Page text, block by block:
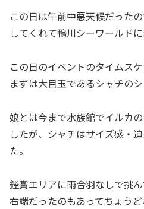
この日は午前中悪天候だった
してくれて鴨川シーワールド
この日のイベントのタイムス
まずは大目玉であるシャチのシ
娘とは今まで水族館でイルカ
したが、シャチはサイズ感・
た。
鑑賞エリアに雨合羽なしで挑
右端だったのもあってちょう